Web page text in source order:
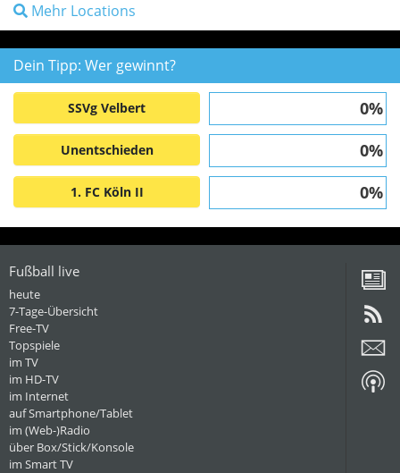
Mehr Locations
Dein Tipp: Wer gewinnt?
SSVg Velbert 0%
Unentschieden 0%
1. FC Köln II 0%
Fußball live
heute
7-Tage-Übersicht
Free-TV
Topspiele
im TV
im HD-TV
im Internet
auf Smartphone/Tablet
im (Web-)Radio
über Box/Stick/Konsole
im Smart TV